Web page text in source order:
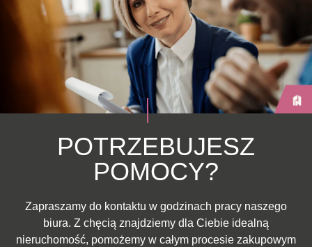
POTRZEBUJESZ
POMOCY?
Zapraszamy do kontaktu w godzinach pracy naszego
biura. Z chęcią znajdziemy dla Ciebie idealną
nieruchomość, pomożemy w całym procesie zakupowym